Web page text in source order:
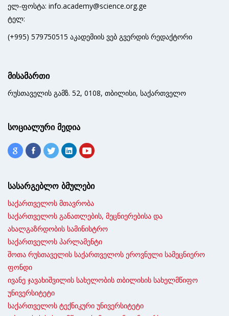
ელ-ფოსტა: info.academy@science.org.ge
ტელ:
(+995) 579750515 აკადემიის ვებ გვერდის რედაქტორი
მისამართი
რუსთაველის გამზ. 52, 0108, თბილისი, საქართველო
სოციალური მედია
სასარგებლო ბმულები
საქართველოს მთავრობა
საქართველოს განათლების, მეცნიერებისა და
ახალგაზრდობის სამინისტრო
საქართველოს პარლამენტი
შოთა რუსთაველის საქართველოს ეროვნული სამეცნიერო
ფონდი
ივანე ჯავახიშვილის სახელობის თბილისის სახელმწიფო
უნივერსიტეტი
საქართველოს ტექნიკური უნივერსიტეტი